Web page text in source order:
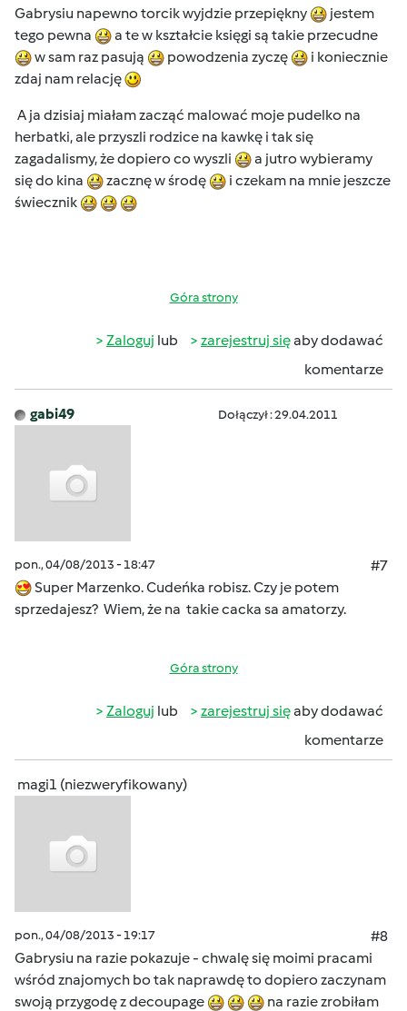
Gabrysiu napewno torcik wyjdzie przepiękny
jestem
tego pewna
a te w kształcie księgi są takie przecudne
w sam raz pasują
powodzenia zyczę
i koniecznie
zdaj nam relację
A ja dzisiaj miałam zacząć malować moje pudelko na
herbatki, ale przyszli rodzice na kawkę i tak się
zagadalismy, że dopiero co wyszli
a jutro wybieramy
się do kina
zacznę w środę
i czekam na mnie jeszcze
świecznik
Góra strony
Zaloguj lub zarejestruj sięaby dodawać
komentarze
gabi49 Dołączył : 29.04.2011
pon., 04/08/2013 - 18:47
#7
Super Marzenko. Cudeńka robisz. Czy je potem
sprzedajesz? Wiem, że na takie cacka sa amatorzy.
Góra strony
Zaloguj lub zarejestruj sięaby dodawać
komentarze
magi1 (niezweryfikowany)
pon., 04/08/2013 - 19:17
#8
Gabrysiu na razie pokazuje - chwalę się moimi pracami
wśród znajomych bo tak naprawdę to dopiero zaczynam
swoją przygodę z decoupage
na razie zrobiłam